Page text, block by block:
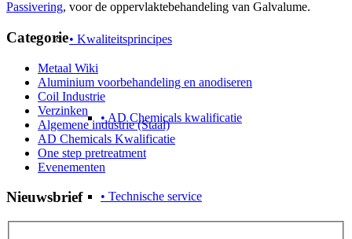
• Kwaliteitsprincipes
• AD Chemicals kwalificatie
• Technische service
Passivering, voor de oppervlaktebehandeling van Galvalume.
Categorie
Metaal Wiki
Aluminium voorbehandeling en anodiseren
Coil Industrie
Verzinken
Algemene industrie (Staal)
AD Chemicals Kwalificatie
One step pretreatment
Evenementen
Nieuwsbrief